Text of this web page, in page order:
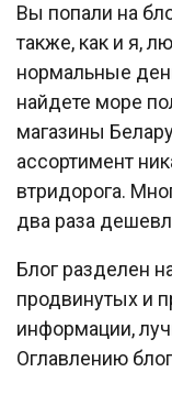
Вы попали на
также, как и я,
нормальные
найдете море
магазины
ассортимент
втридорога.
два раза
Блог разделен
продвинутых и
информации,
Оглавлению